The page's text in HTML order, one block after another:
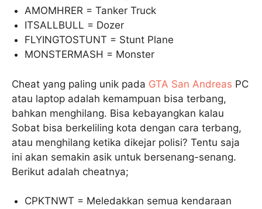
AMOMHRER = Tanker Truck
ITSALLBULL = Dozer
FLYINGTOSTUNT = Stunt Plane
MONSTERMASH = Monster
Cheat yang paling unik pada GTA San Andreas PC
atau laptop adalah kemampuan bisa terbang,
bahkan menghilang. Bisa kebayangkan kalau
Sobat bisa berkeliling kota dengan cara terbang,
atau menghilang ketika dikejar polisi? Tentu saja
ini akan semakin asik untuk bersenang-senang.
Berikut adalah cheatnya;
CPKTNWT = Meledakkan semua kendaraan